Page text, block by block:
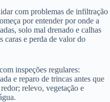
com problemas de infiltração
por entender por onde a
solo mal drenado e calhas
caras e perda de valor do
inspeções regulares:
e reparo de trincas antes que
relevo, vegetação e